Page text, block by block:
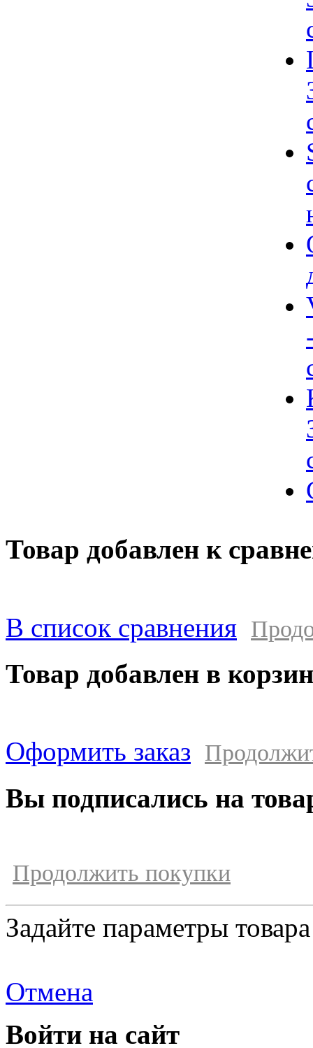
Товар добавлен к
В список сравнения
Товар добавлен в
Оформить заказ
Вы подписались на
Продолжить покупки
Задайте параметры товара
Отмена
Войти на сайт